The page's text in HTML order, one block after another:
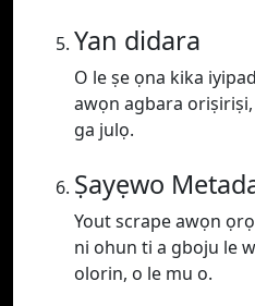
Yan didara
O le ṣe ọna kika
awọn agbara
ga julọ.
Ṣayẹwo
Yout scrape awọn
ni ohun ti a gboju le
olorin, o le mu o.